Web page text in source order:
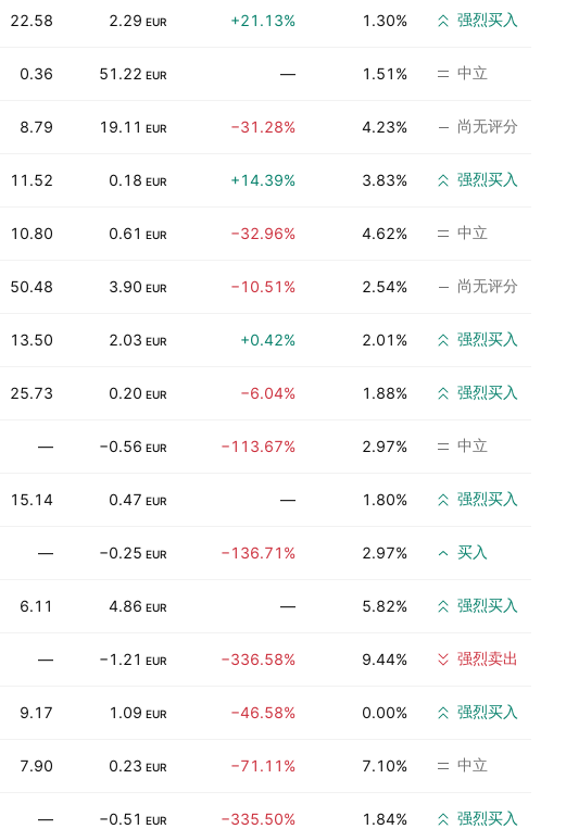
22.58 2.29 EUR +21.13% 1.30% 强烈买入
0.36 51.22 EUR — 1.51% 中立
8.79 19.11 EUR −31.28% 4.23% 尚无评分
11.52 0.18 EUR +14.39% 3.83% 强烈买入
10.80 0.61 EUR −32.96% 4.62% 中立
50.48 3.90 EUR −10.51% 2.54% 尚无评分
13.50 2.03 EUR +0.42% 2.01% 强烈买入
25.73 0.20 EUR −6.04% 1.88% 强烈买入
— −0.56 EUR −113.67% 2.97% 中立
15.14 0.47 EUR — 1.80% 强烈买入
— −0.25 EUR −136.71% 2.97% 买入
6.11 4.86 EUR — 5.82% 强烈买入
— −1.21 EUR −336.58% 9.44% 强烈卖出
9.17 1.09 EUR −46.58% 0.00% 强烈买入
7.90 0.23 EUR −71.11% 7.10% 中立
— −0.51 EUR −335.50% 1.84% 强烈买入